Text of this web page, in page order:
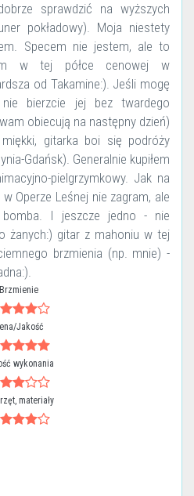
sprawdzić na wyższych
pokładowy). Moja niestety
Specem nie jestem, ale to
w tej półce cenowej w
od Takamine:). Jeśli mogę
bierzcie jej bez twardego
obiecują na następny dzień)
gitarka boi się podróży
Gdańsk). Generalnie kupiłem
pielgrzymkowy. Jak na
Operze Leśnej nie zagram, ale
I jeszcze jedno - nie
żanych:) gitar z mahoniu w tej
brzmienia (np. mnie) -
Brzmienie
Jakość
wykonania
materiały